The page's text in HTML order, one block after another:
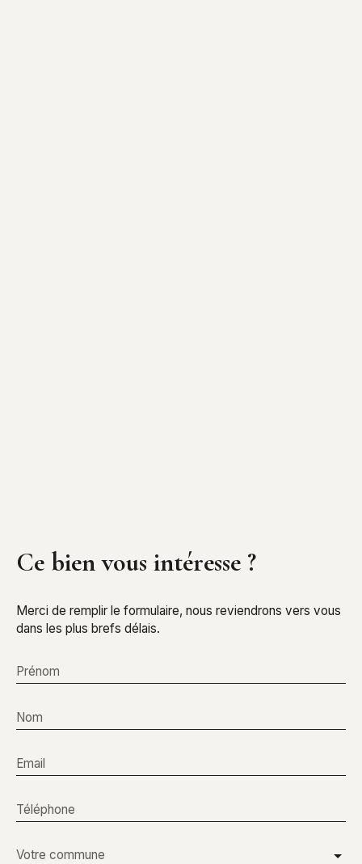
Ce bien vous intéresse ?
Merci de remplir le formulaire, nous reviendrons vers vous
dans les plus brefs délais.
Prénom
Nom
Email
Téléphone
Votre commune